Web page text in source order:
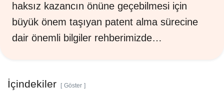
haksız kazancın önüne geçebilmesi için
büyük önem taşıyan patent alma sürecine
dair önemli bilgiler rehberimizde…
İçindekiler Göster